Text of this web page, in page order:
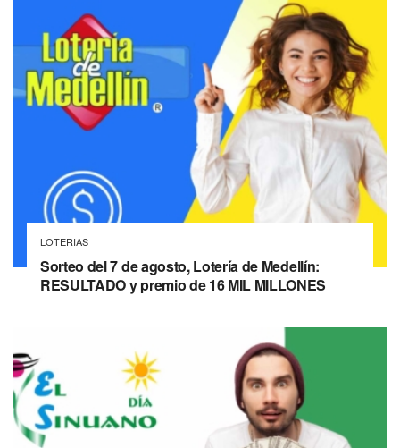
LOTERIAS
Sorteo del 7 de agosto, Lotería de Medellín:
RESULTADO y premio de 16 MIL MILLONES